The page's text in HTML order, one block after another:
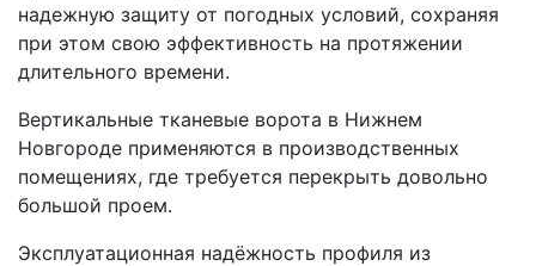
надежную защиту от погодных условий, сохраняя
при этом свою эффективность на протяжении
длительного времени.
Вертикальные тканевые ворота в Нижнем
Новгороде применяются в производственных
помещениях, где требуется перекрыть довольно
большой проем.
Эксплуатационная надёжность профиля из